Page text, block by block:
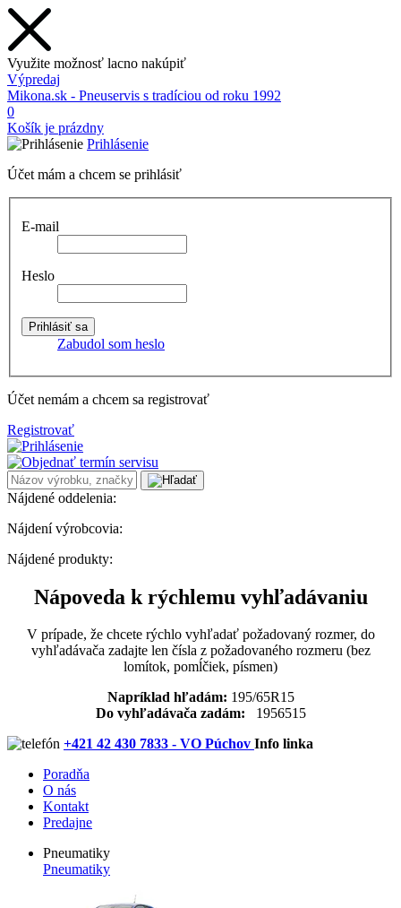
Využite možnosť lacno nakúpiť
Výpredaj
Mikona.sk - Pneuservis s tradíciou od roku 1992
0
Košík je prázdny
Prihlásenie
Účet mám a chcem se prihlásiť
E-mail
Heslo
Zabudol som heslo
Účet nemám a chcem sa registrovať
Registrovať
Nájdené oddelenia:
Nájdení výrobcovia:
Nájdené produkty:
Nápoveda k rýchlemu vyhľadávaniu
V prípade, že chcete rýchlo vyhľadať požadovaný rozmer, do
vyhľadávača zadajte len čísla z požadovaného rozmeru (bez
lomítok, pomĺčiek, písmen)
Napríklad hľadám: 195/65R15
Do vyhľadávača zadám: 1956515
+421 42 430 7833 - VO Púchov Info linka
Poradňa
O nás
Kontakt
Predajne
Pneumatiky
Pneumatiky